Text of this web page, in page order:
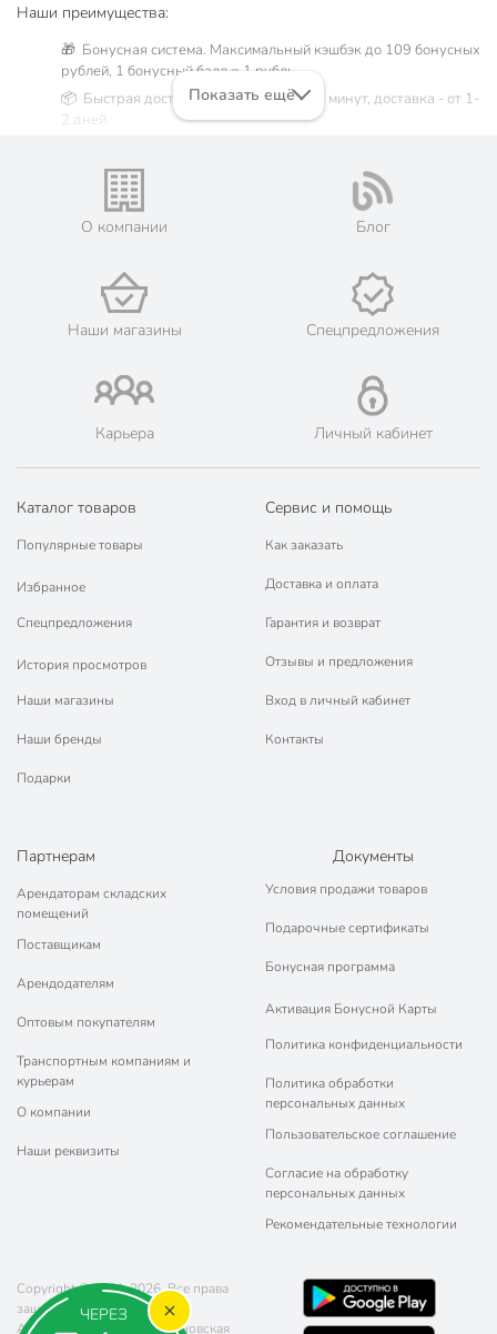
ЧЕРЕЗ
Наши преимущества:
🎁 Бонусная система. Максимальный кэшбэк до 109 бонусных
рублей, 1 бонусный балл = 1 рубль.
📦 Быстрая доставка. Самовывоз от 60 минут, доставка - от 1-
2 дней.
Жители Московской области могут сделать заказ и оплатить
его онлайн на официальном сайте сети магазинов Порядок.
💳 Оплата: онлайн на сайте интернет-гипермаркета или
🛍 Скидки, акции, распродажи каждый день!
📜 Только оригинальная продукция. Интернет-гипермаркет
Порядок - официальный представитель ведущих мировых
марок.
Показать ещё
О компании Блог
Наши магазины Спецпредложения
Карьера Личный кабинет
Каталог товаров
Популярные товары
Избранное
Спецпредложения
История просмотров
Наши магазины
Наши бренды
Подарки
Сервис и помощь
Как заказать
Доставка и оплата
Гарантия и возврат
Отзывы и предложения
Вход в личный кабинет
Контакты
Партнерам
Арендаторам складских
помещений
Поставщикам
Арендодателям
Оптовым покупателям
Транспортным компаниям и
курьерам
О компании
Наши реквизиты
Документы
Условия продажи товаров
Подарочные сертификаты
Бонусная программа
Активация Бонусной Карты
Политика конфиденциальности
Политика обработки
персональных данных
Пользовательское соглашение
Согласие на обработку
персональных данных
Рекомендательные технологии
Copyright © 2011-2026. Все права
защищены.
Адрес: г. Москва, ул. Чертановская